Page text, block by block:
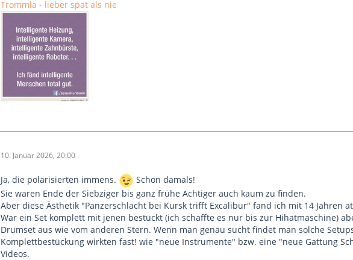
Trommla - lieber spät als nie
10. Januar 2026, 20:00
Ja, die polarisierten immens.
Schon damals!
Sie waren Ende der Siebziger bis ganz frühe Achtiger auch kaum zu finden.
Aber diese Ästhetik "Panzerschlacht bei Kursk trifft Excalibur" fand ich mit 14 Jahren
War ein Set komplett mit jenen bestückt (ich schaffte es nur bis zur Hihatmaschine)
Drumset aus wie vom anderen Stern. Wenn man genau sucht findet man solche
Komplettbestückung wirkten fast! wie "neue Instrumente" bzw. eine "neue Gattung
Videos.